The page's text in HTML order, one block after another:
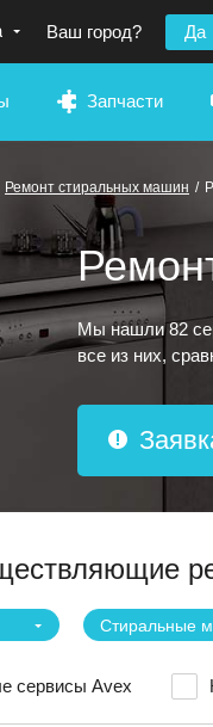
Ваш город? Да
Запчасти
Ремонт стиральных машин /
Мы нашли 82
все из них,
Стиральные
сервисы Avex